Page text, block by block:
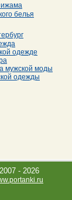
белья
одежде
мужской моды
одежды
- 2026